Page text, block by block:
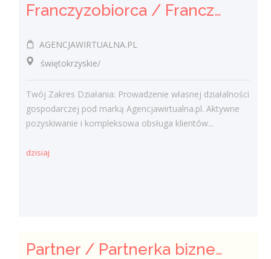
Franczyzobiorca / Franczyzobiorczyni Agencji Marketingowej
AGENCJAWIRTUALNA.PL
świętokrzyskie/
Twój Zakres Działania: Prowadzenie własnej działalności
gospodarczej pod marką Agencjawirtualna.pl. Aktywne
pozyskiwanie i kompleksowa obsługa klientów...
dzisiaj
Partner / Partnerka biznesowa – agencja marketingu internetowego (model franczyzowy)